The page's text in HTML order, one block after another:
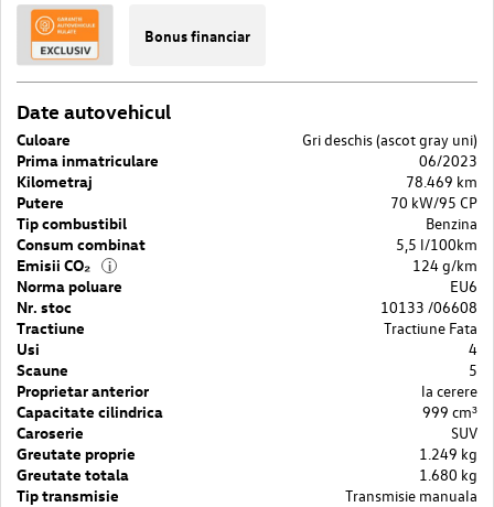
Bonus financiar
Date autovehicul
Culoare
Gri deschis (ascot gray uni)
Prima inmatriculare
06/2023
Kilometraj
78.469 km
Putere
70 kW/95 CP
Tip combustibil
Benzina
Consum combinat
5,5 l/100km
Emisii CO₂
i
124 g/km
Norma poluare
EU6
Nr. stoc
10133 /06608
Tractiune
Tractiune Fata
Usi
4
Scaune
5
Proprietar anterior
la cerere
Capacitate cilindrica
999 cm³
Caroserie
SUV
Greutate proprie
1.249 kg
Greutate totala
1.680 kg
Tip transmisie
Transmisie manuala